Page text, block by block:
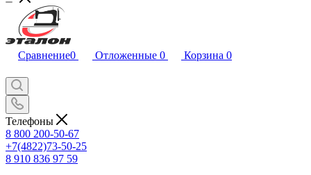
Сравнение0 Отложенные 0 Корзина 0
Телефоны
8 800 200-50-67
+7(4822)73-50-25
8 910 836 97 59